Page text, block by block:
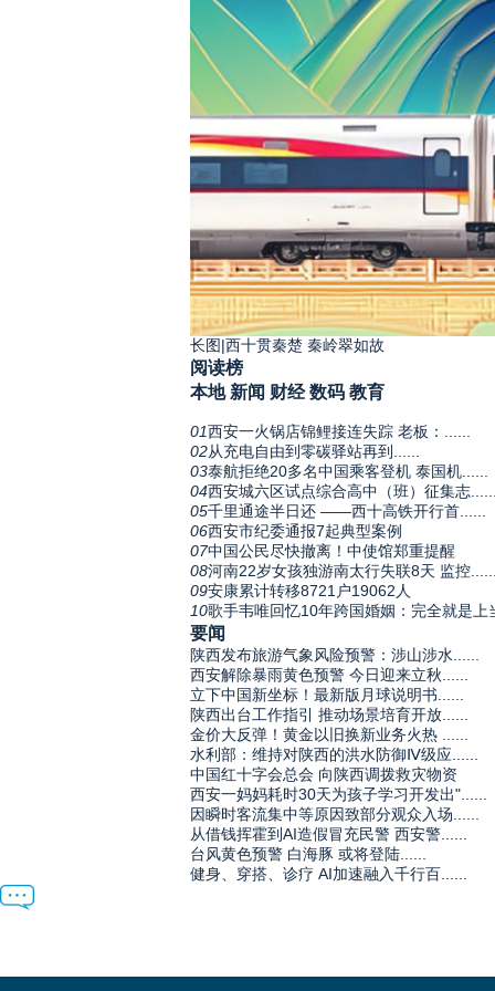
长图|西十贯秦楚 秦岭翠如故
阅读榜
本地 新闻 财经 数码 教育
01西安一火锅店锦鲤接连失踪 老板：......
02从充电自由到零碳驿站再到......
03泰航拒绝20多名中国乘客登机 泰国机......
04西安城六区试点综合高中（班）征集志
05千里通途半日还 ——西十高铁开行首......
06西安市纪委通报7起典型案例
07中国公民尽快撤离！中使馆郑重提醒
08河南22岁女孩独游南太行失联8天 监控
09安康累计转移8721户19062人
10歌手韦唯回忆10年跨国婚姻：完全就是上
要闻
陕西发布旅游气象风险预警：涉山涉水......
西安解除暴雨黄色预警 今日迎来立秋......
立下中国新坐标！最新版月球说明书......
陕西出台工作指引 推动场景培育开放......
金价大反弹！黄金以旧换新业务火热 ......
水利部：维持对陕西的洪水防御Ⅳ级应......
中国红十字会总会 向陕西调拨救灾物资
西安一妈妈耗时30天为孩子学习开发出"......
因瞬时客流集中等原因致部分观众入场......
从借钱挥霍到AI造假冒充民警 西安警......
台风黄色预警 白海豚 或将登陆......
健身、穿搭、诊疗 AI加速融入千行百......